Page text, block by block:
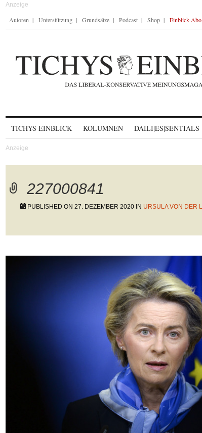
Autoren Unterstützung Grundsätze Podcast Shop Einblick-Abo
TICHYS EINBLICK KOLUMNEN DAILI|ES|SENTIALS
227000841
PUBLISHED ON 27. DEZEMBER 2020 IN URSULA VON DER